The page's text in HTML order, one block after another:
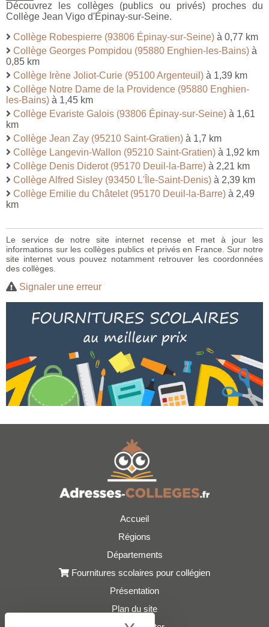
Découvrez les collèges (publics ou privés) proches du
Collège Jean Vigo d'Épinay-sur-Seine.
Collège Robespierre (93806 Épinay-sur-Seine) à 0,77 km
Collège Georges Pompidou (95880 Enghien-les-Bains) à
0,85 km
Collège Irène Joliot-Curie (95100 Argenteuil) à 1,39 km
Collège Notre Dame de la Providence (95880 Enghien-
les-Bains) à 1,45 km
Collège Evariste Galois (93806 Épinay-sur-Seine) à 1,61
km
Collège Jean Zay (95210 Saint-Gratien) à 1,7 km
Collège Langevin-Wallon (95210 Saint-Gratien) à 1,92 km
Collège Denis Diderot (95170 Deuil-la-Barre) à 2,21 km
Collège Alfred Sisley (93450 L'Île-Saint-Denis) à 2,39 km
Collège Emilie du Châtelet (95170 Deuil-la-Barre) à 2,49
km
Le service de notre site internet recense et met à jour les
informations sur les collèges publics et privés en France. Sur notre
site internet vous pouvez notamment retrouver les coordonnées
des collèges.
Signaler une erreur
Accueil
Régions
Départements
Fournitures scolaires pour collégien
Présentation
Plan du site